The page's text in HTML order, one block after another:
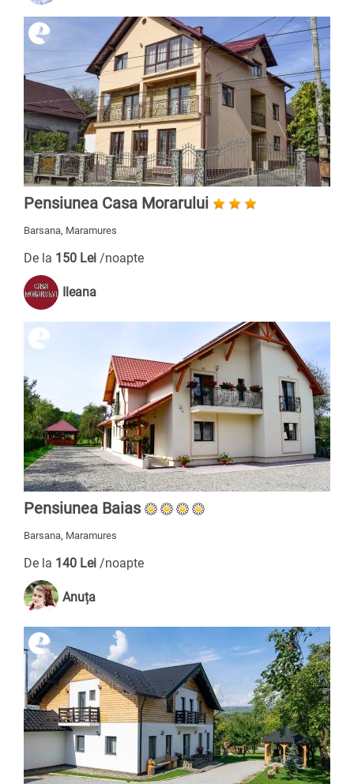
Pensiunea Casa Morarului
Barsana, Maramures
De la 150 Lei /noapte
Ileana
Pensiunea Baias
Barsana, Maramures
De la 140 Lei /noapte
Anuța